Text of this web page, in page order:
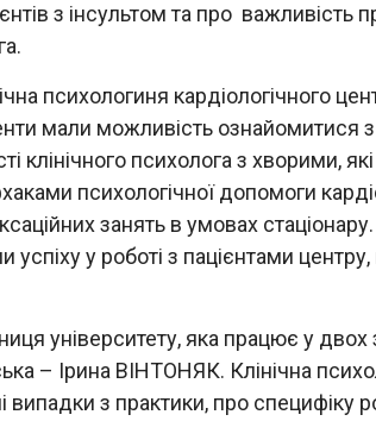
з інсультом та про важливість
психологиня кардіологічного
мали можливість ознайомитися
клінічного психолога з хворими,
психологічної допомоги
занять в умовах
успіху у роботі з пацієнтами
університету, яка працює у двох
– Ірина ВІНТОНЯК. Клінічна
випадки з практики, про специфіку